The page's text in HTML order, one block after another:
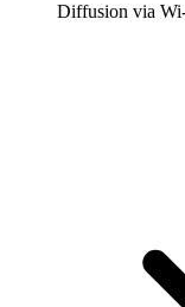
Diffusion via